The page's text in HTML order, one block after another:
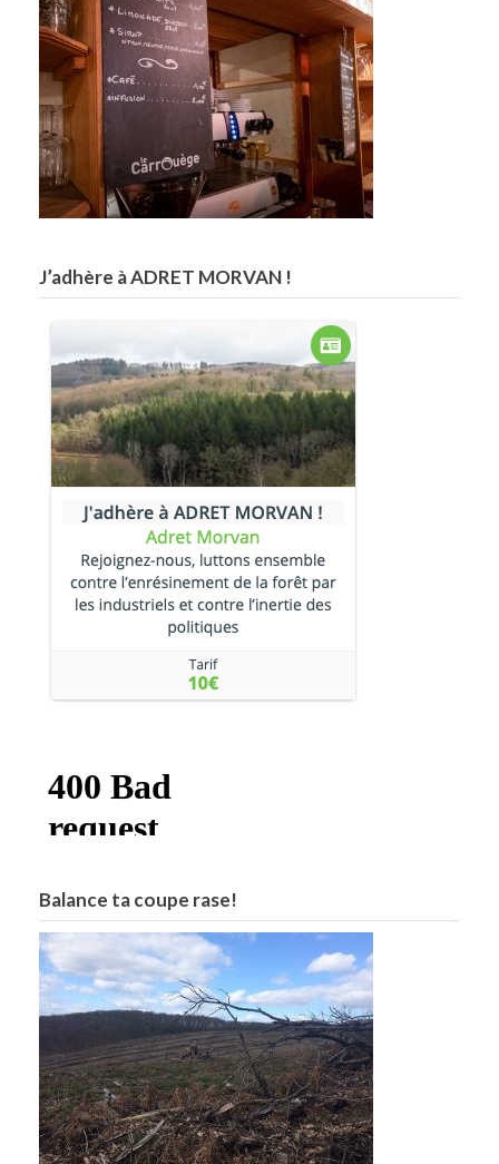
J’adhère à ADRET MORVAN !
Balance ta coupe rase!